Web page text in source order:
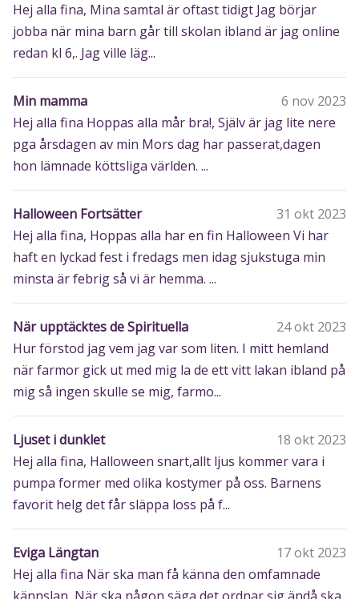
Hej alla fina, Mina samtal är oftast tidigt Jag börjar
jobba när mina barn går till skolan ibland är jag online
redan kl 6,. Jag ville läg...
Min mamma
6 nov 2023
Hej alla fina Hoppas alla mår bra!, Själv är jag lite nere
pga årsdagen av min Mors dag har passerat,dagen
hon lämnade köttsliga världen. ...
Halloween Fortsätter
31 okt 2023
Hej alla fina, Hoppas alla har en fin Halloween Vi har
haft en lyckad fest i fredags men idag sjukstuga min
minsta är febrig så vi är hemma. ...
När upptäcktes de Spirituella
24 okt 2023
Hur förstod jag vem jag var som liten. I mitt hemland
när farmor gick ut med mig la de ett vitt lakan ibland på
mig så ingen skulle se mig, farmo...
Ljuset i dunklet
18 okt 2023
Hej alla fina, Halloween snart,allt ljus kommer vara i
pumpa former med olika kostymer på oss. Barnens
favorit helg det får släppa loss på f...
Eviga Längtan
17 okt 2023
Hej alla fina När ska man få känna den omfamnade